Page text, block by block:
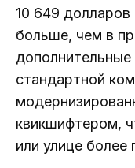
10 649
больше, чем в
дополнительные
стандартной
квикшифтером,
или улице более